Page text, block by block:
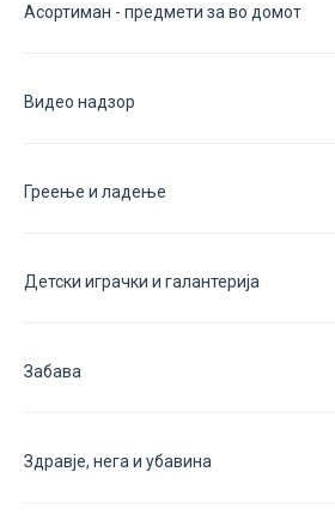
Асортиман - предмети за во домот
Видео надзор
Греење и ладење
Детски играчки и галантерија
Забава
Здравје, нега и убавина